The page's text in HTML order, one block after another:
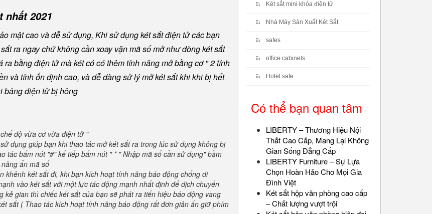
nhất 2021
mật cao và dễ sử dụng, Khi sử dụng két sắt điện tử các bạn
ra ngay chứ không cần xoay vặn mã số mở như dòng két sắt
bằng điện tử mà két có có thêm tính năng mở bằng cơ " 2 tính
và tính ổn định cao, và dễ dàng sử lý mở két sắt khi khi bị hết
bảng điện tử bị hỏng
độ vừa cơ vừa điện tử "
dụng giúp bạn khi thao tác mở két sắt ra trong lúc sử dụng không bị
tác bấm nút "#" kế tiếp bấm nút " * " Nhập mã số cần sử dụng" bầm
ẩn mã số
khênh két sắt đi, khi bạn kích hoạt tính năng báo động chống di
vào két sắt với một lực tác động mạnh nhất định để dịch chuyển
kẻ gian thì chiếc két sắt của bạn sẽ phát ra tiến hiệu báo động vang
sắt ( Thao tác kích hoạt tính năng báo động rất đơn giản ấn giữ phím
Két sắt mini khóa điện tử
Nhà Máy Sản Xuất Két Sắt
safes
office cabinets
Hotel safe
Có thể bạn quan tâm
LIBERTY – Thương Hiệu Nội
Thất Cao Cấp, Mang Lại Không
Gian Sống Đẳng Cấp
LIBERTY Furniture – Sự Lựa
Chọn Hoàn Hảo Cho Mọi Gia
Đình Việt
Két sắt hộp văn phòng cao cấp
– Chất lượng vượt trội